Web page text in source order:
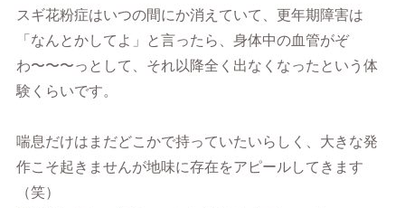
スギ花粉症はいつの間にか消えていて、更年期障害は
「なんとかしてよ」と言ったら、身体中の血管がぞ
わ〜〜〜っとして、それ以降全く出なくなったという体
験くらいです。
喘息だけはまだどこかで持っていたいらしく、大きな発
作こそ起きませんが地味に存在をアピールしてきます
（笑）